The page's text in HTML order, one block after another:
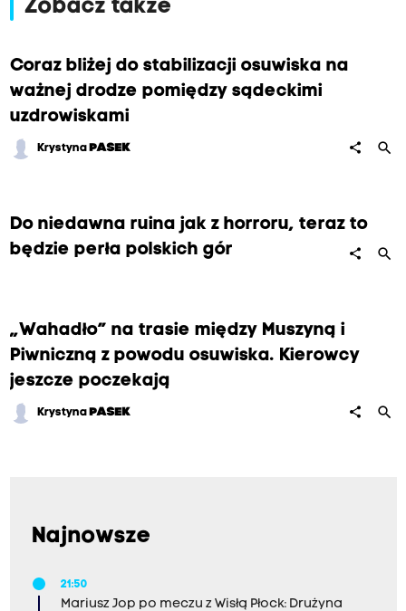
Zobacz także
Coraz bliżej do stabilizacji osuwiska na
ważnej drodze pomiędzy sądeckimi
uzdrowiskami
Krystyna PASEK share search
Do niedawna ruina jak z horroru, teraz to
będzie perła polskich gór
share search
„Wahadło” na trasie między Muszyną i
Piwniczną z powodu osuwiska. Kierowcy
jeszcze poczekają
Krystyna PASEK share search
Najnowsze
21:50
Mariusz Jop po meczu z Wisłą Płock: Drużyna